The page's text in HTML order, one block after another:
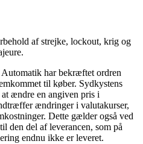
af strejke, lockout, krig og
har bekræftet ordren
til køber. Sydkystens
ændre en angiven pris i
ændringer i valutakurser,
Dette gælder også ved
den del af leverancen, som på
endnu ikke er leveret.